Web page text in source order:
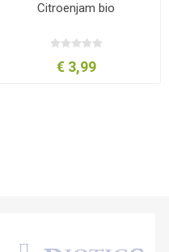
Citroenjam bio
€ 3,99